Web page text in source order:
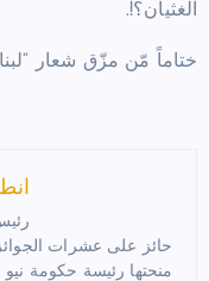
الغثيان؟!.
ختاماً مّن مزّق شعار
حائز على عشرات الجوائز
منحتها رئيسة حكومة